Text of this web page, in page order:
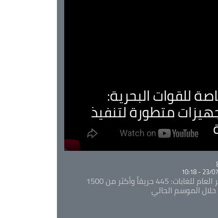
للقوات البحرية:
متطورة لتنفيذ
23/07/
المدير العام للغابات: 445 حريقاً وأكثر من 1500
الموسم الحالي